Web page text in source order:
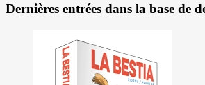
Dernières entrées dans la base de